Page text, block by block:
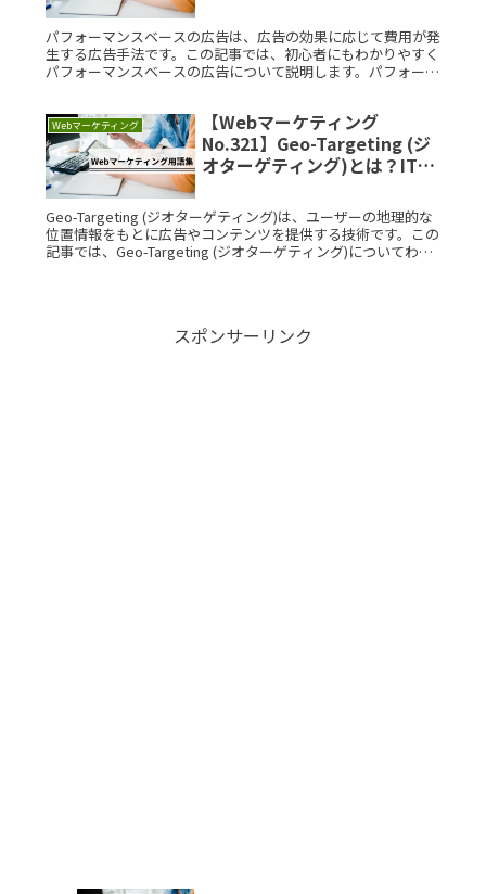
パフォーマンスベースの広告は、広告の効果に応じて費用が発
生する広告手法です。この記事では、初心者にもわかりやすく
パフォーマンスベースの広告について説明します。パフォーマ
Webマーケティング
【Webマーケティング
No.321】Geo-Targeting (ジ
オターゲティング)とは？IT用
Geo-Targeting (ジオターゲティング)は、ユーザーの地理的な
位置情報をもとに広告やコンテンツを提供する技術です。この
記事では、Geo-Targeting (ジオターゲティング)についてわか
スポンサーリンク